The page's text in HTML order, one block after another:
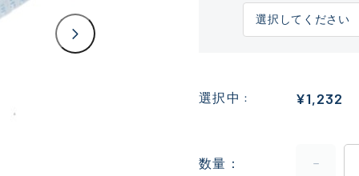
選択中 ¥1,232
数量